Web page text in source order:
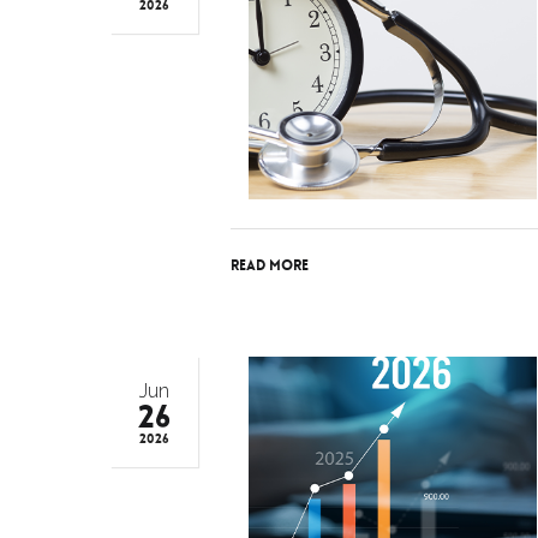
2026
Read More
Jun
26
2026